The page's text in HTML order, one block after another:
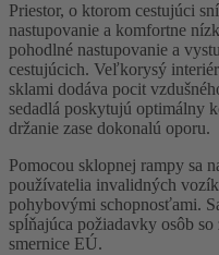
Priestor, o ktorom cestujúci
nastupovanie a komfortne
pohodlné nastupovanie a
cestujúcich. Veľkorysý
sklami dodáva pocit
sedadlá poskytujú optimálny
držanie zase dokonalú oporu.
Pomocou sklopnej rampy sa
používatelia invalidných
pohybovými schopnosťami.
spĺňajúca požiadavky osôb
smernice EÚ.